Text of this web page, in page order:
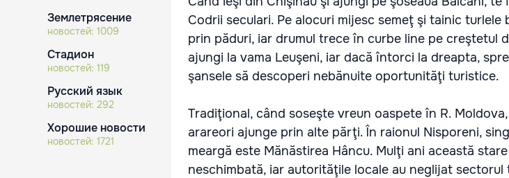
Землетрясение
новостей: 1009
Стадион
новостей: 119
Русский язык
новостей: 292
Хорошие новости
новостей: 1721
Codrii seculari. Pe alocuri mijesc semeţ şi tainic turlele
prin păduri, iar drumul trece în curbe line pe creştetul
ajungi la vama Leuşeni, iar dacă întorci la dreapta,
şansele să descoperi nebănuite oportunităţi turistice.
Tradiţional, când soseşte vreun oaspete în R.
arareori ajunge prin alte părţi. În raionul Nisporeni,
meargă este Mănăstirea Hâncu. Mulţi ani această
neschimbată, iar autorităţile locale au neglijat